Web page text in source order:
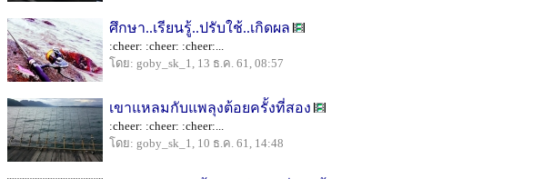
ศึกษา..เรียนรู้..ปรับใช้..เกิดผล
:cheer: :cheer: :cheer:...
โดย: goby_sk_1, 13 ธ.ค. 61, 08:57
เขาแหลมกับแพลุงต้อยครั้งที่สอง
:cheer: :cheer: :cheer:...
โดย: goby_sk_1, 10 ธ.ค. 61, 14:48